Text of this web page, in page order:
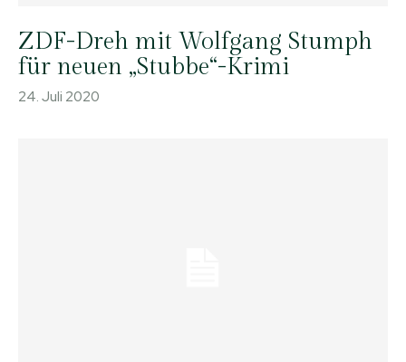
ZDF-Dreh mit Wolfgang Stumph
für neuen „Stubbe“-Krimi
24. Juli 2020